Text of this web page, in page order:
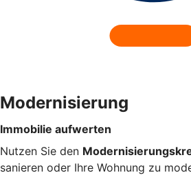
Modernisierung
Immobilie aufwerten
Nutzen Sie den
sanieren oder Ihre Wohnung zu